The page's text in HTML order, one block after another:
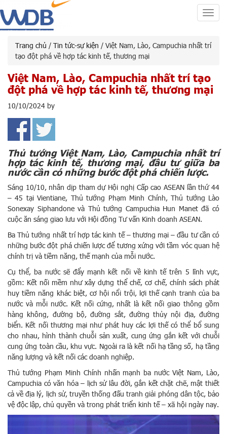
Trang chủ / Tin tức-sự kiện / Việt Nam, Lào, Campuchia nhất trí
tạo đột phá về hợp tác kinh tế, thương mại
Việt Nam, Lào, Campuchia nhất trí tạo
đột phá về hợp tác kinh tế, thương mại
10/10/2024 by
Thủ tướng Việt Nam, Lào, Campuchia nhất trí
hợp tác kinh tế, thương mại, đầu tư giữa ba
nước cần có những bước đột phá chiến lược.
Sáng 10/10, nhân dịp tham dự Hội nghị Cấp cao ASEAN lần thứ 44
– 45 tại Vientiane, Thủ tướng Phạm Minh Chính, Thủ tướng Lào
Sonexay Siphandone và Thủ tướng Campuchia Hun Manet đã có
cuộc ăn sáng giao lưu với Hội đồng Tư vấn Kinh doanh ASEAN.
Ba Thủ tướng nhất trí hợp tác kinh tế – thương mại – đầu tư cần có
những bước đột phá chiến lược để tương xứng với tầm vóc quan hệ
chính trị và tiềm năng, thế mạnh của mỗi nước.
Cụ thể, ba nước sẽ đẩy mạnh kết nối về kinh tế trên 5 lĩnh vực,
gồm: Kết nối mềm như xây dựng thể chế, cơ chế, chính sách phát
huy tiềm năng khác biệt, cơ hội nổi trội, lợi thế cạnh tranh của ba
nước và mỗi nước. Kết nối cứng, nhất là kết nối giao thông gồm
hàng không, đường bộ, đường sắt, đường thủy nội địa, đường
biển. Kết nối thương mại như phát huy các lợi thế có thể bổ sung
cho nhau, hình thành chuỗi sản xuất, cung ứng gắn kết với chuỗi
cung ứng toàn cầu, khu vực. Ngoài ra là kết nối hạ tầng số, hạ tầng
năng lượng và kết nối các doanh nghiệp.
Thủ tướng Phạm Minh Chính nhấn mạnh ba nước Việt Nam, Lào,
Campuchia có văn hóa – lịch sử lâu đời, gắn kết chặt chẽ, mật thiết
cả về địa lý, lịch sử, truyền thống đấu tranh giải phóng dân tộc, bảo
vệ độc lập, chủ quyền và trong phát triển kinh tế – xã hội ngày nay.